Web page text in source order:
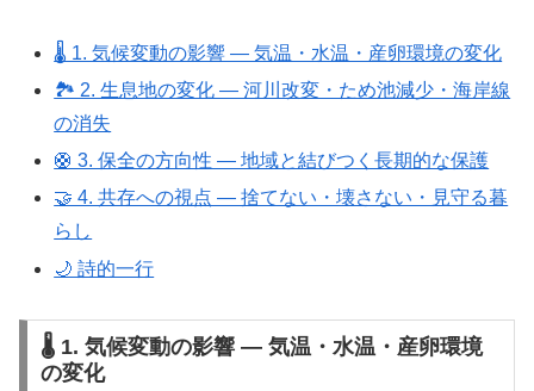
🌡 1. 気候変動の影響 ― 気温・水温・産卵環境の変化
🏞 2. 生息地の変化 ― 河川改変・ため池減少・海岸線
の消失
🛟 3. 保全の方向性 ― 地域と結びつく長期的な保護
🤝 4. 共存への視点 ― 捨てない・壊さない・見守る暮
らし
🌙 詩的一行
🌡 1. 気候変動の影響 ― 気温・水温・産卵環境
の変化